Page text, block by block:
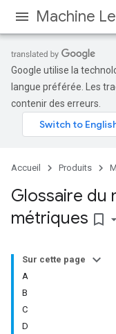
Machine
Google utilise la
langue préférée. Les
contenir des erreurs.
Accueil Produits
Glossaire du
métriques bookmark_border
Sur cette page
A
B
C
D